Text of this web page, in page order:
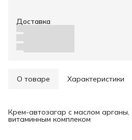
Доставка
О товаре Характеристики
Крем-автозагар с маслом
витаминным комплеком